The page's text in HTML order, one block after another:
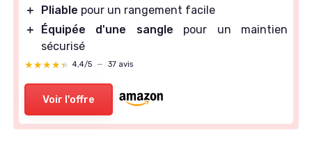
＋
Pliable pour un rangement facile
＋
Équipée d'une sangle pour un maintien
sécurisé
★★★★★
★★★★★ 4,4/5 — 37 avis
Voir l'offre